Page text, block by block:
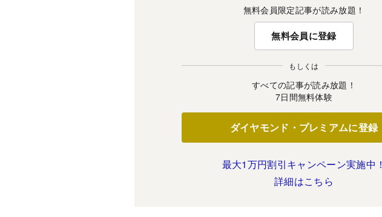
無料会員限定記事が読み放題！
無料会員に登録
もしくは
すべての記事が読み放題！
7日間無料体験
ダイヤモンド・プレミアムに登録
最大1万円割引キャンペーン実施中！
詳細はこちら